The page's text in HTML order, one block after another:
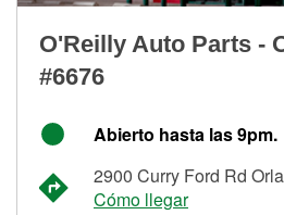
O'Reilly Auto Parts -
#6676
Abierto hasta las 9pm.
2900 Curry Ford Rd
Cómo llegar